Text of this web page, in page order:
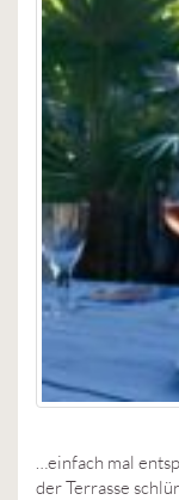
…einfach mal
der Terrasse